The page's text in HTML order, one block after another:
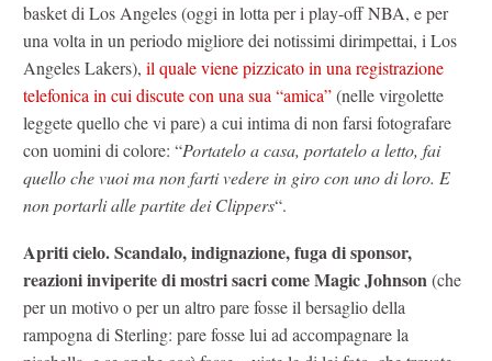
basket di Los Angeles (oggi in lotta per i play-off NBA, e per
una volta in un periodo migliore dei notissimi dirimpettai, i Los
Angeles Lakers), il quale viene pizzicato in una registrazione
telefonica in cui discute con una sua “amica”(nelle virgolette
leggete quello che vi pare) a cui intima di non farsi fotografare
con uomini di colore: “Portatelo a casa, portatelo a letto, fai
quello che vuoi ma non farti vedere in giro con uno di loro. E
non portarli alle partite dei Clippers“.
Apriti cielo. Scandalo, indignazione, fuga di sponsor,
reazioni inviperite di mostri sacri come Magic Johnson(che
per un motivo o per un altro pare fosse il bersaglio della
rampogna di Sterling: pare fosse lui ad accompagnare la